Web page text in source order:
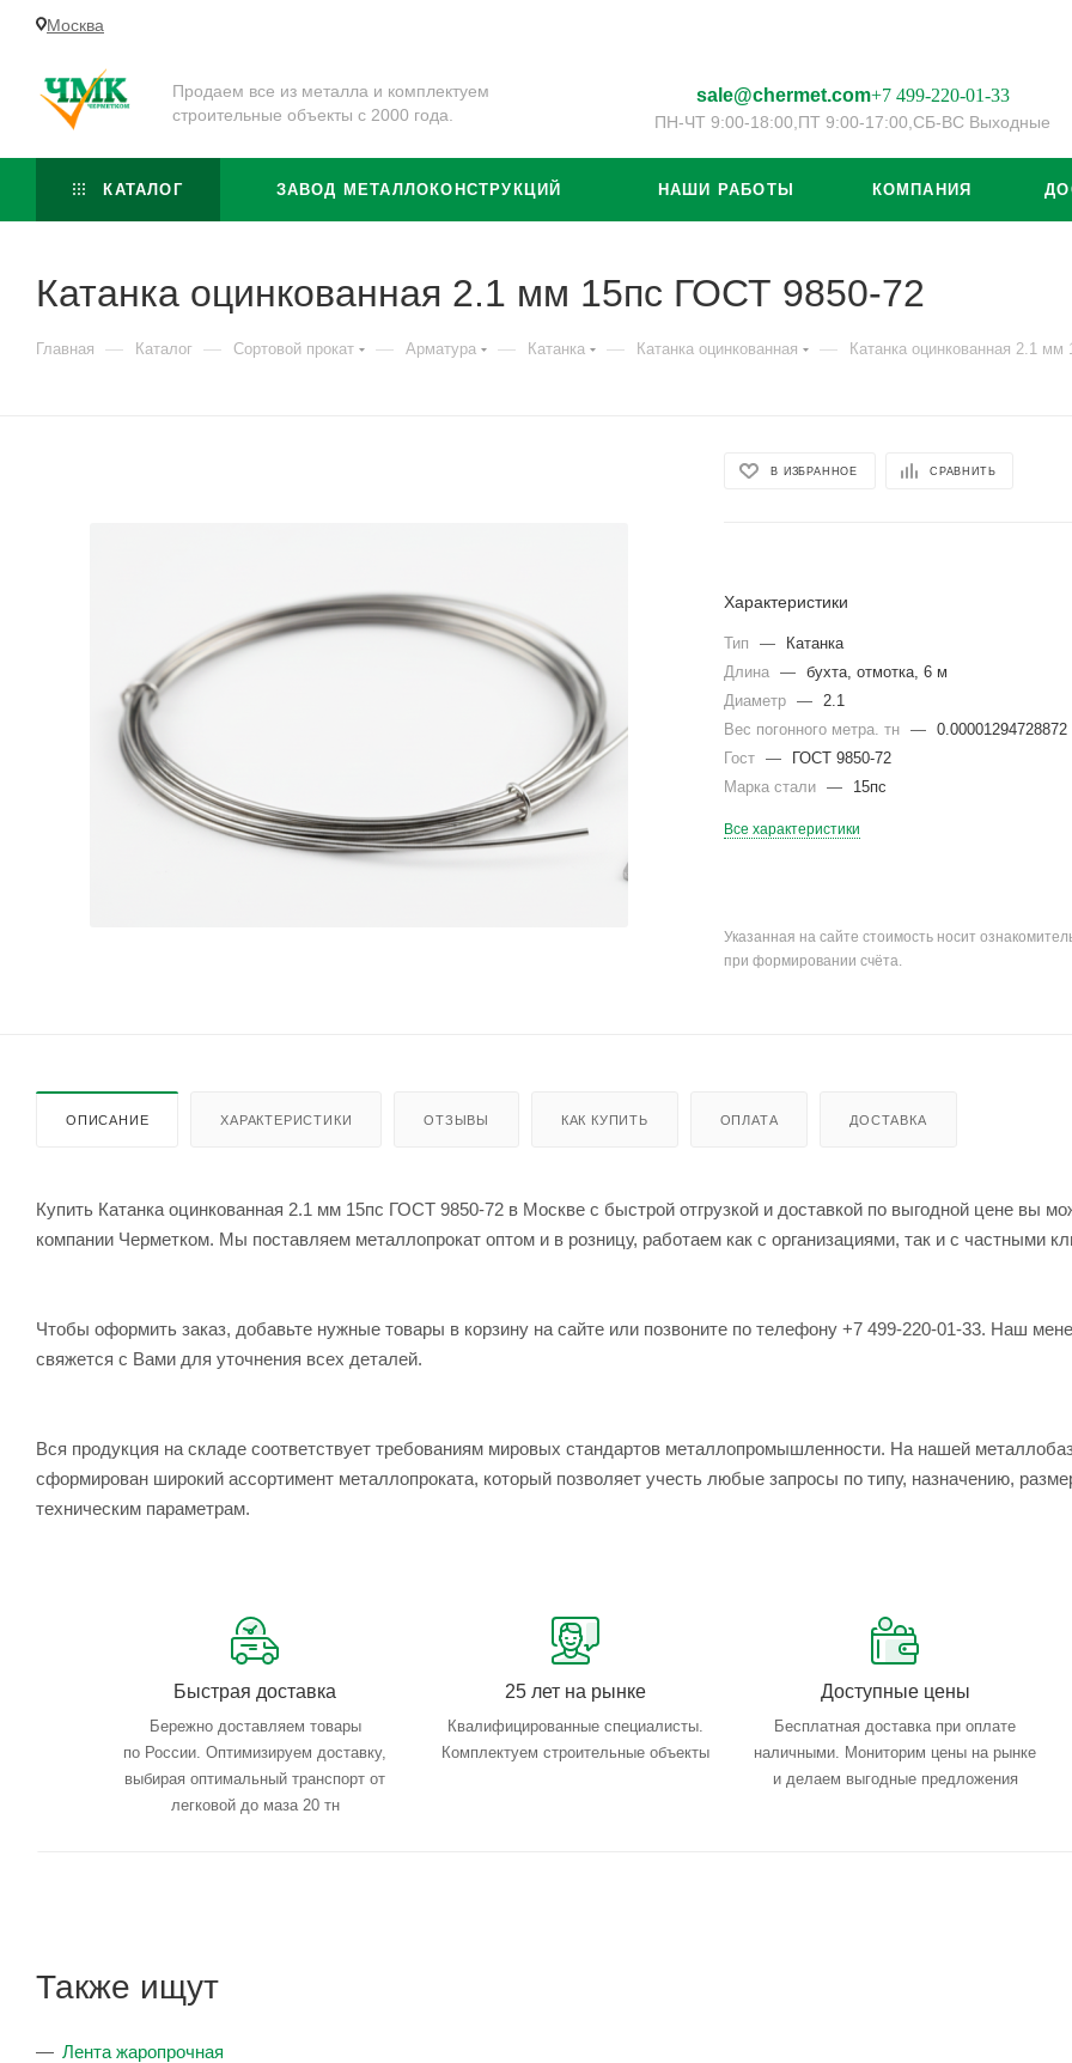
Москва
Продаем все из металла и комплектуем
строительные объекты с 2000 года.
sale@chermet.com+7 499-220-01-33
ПН-ЧТ 9:00-18:00, ПТ 9:00-17:00, СБ-ВС Выходные
КАТАЛОГ ЗАВОД МЕТАЛЛОКОНСТРУКЦИЙ НАШИ РАБОТЫ КОМПАНИЯ
Катанка оцинкованная 2.1 мм 15пс ГОСТ 9850-72
Главная — Каталог — Сортовой прокат — Арматура — Катанка — Катанка оцинкованная — Катанка оцинкованная 2.1
В ИЗБРАННОЕ СРАВНИТЬ
Характеристики
Тип —
Катанка
Длина
—
бухта, отмотка, 6 м
Диаметр
—
2.1
Вес погонного метра. тн
—
0.00001294728872
Гост
—
ГОСТ 9850-72
Марка стали
— 15пс
Все характеристики
Указанная на сайте стоимость носит
при формировании счёта.
ОПИСАНИЕ ХАРАКТЕРИСТИКИ ОТЗЫВЫ КАК КУПИТЬ ОПЛАТА ДОСТАВКА
Купить Катанка оцинкованная 2.1 мм 15пс ГОСТ 9850-72 в Москве с быстрой отгрузкой и доставкой по выгодной цене вы
компании Черметком. Мы поставляем металлопрокат оптом и в розницу, работаем как с организациями, так и с частными
Чтобы оформить заказ, добавьте нужные товары в корзину на сайте или позвоните по телефону +7 499-220-01-33. Наш
свяжется с Вами для уточнения всех деталей.
Вся продукция на складе соответствует требованиям мировых стандартов металлопромышленности. На нашей
сформирован широкий ассортимент металлопроката, который позволяет учесть любые запросы по типу, назначению,
техническим параметрам.
Быстрая доставка
Бережно доставляем товары
по России. Оптимизируем доставку,
выбирая оптимальный транспорт от
легковой до маза 20 тн
25 лет на рынке
Квалифицированные специалисты.
Комплектуем строительные объекты
Доступные цены
Бесплатная доставка при оплате
наличными. Мониторим цены на рынке
и делаем выгодные предложения
Также ищут
Лента жаропрочная